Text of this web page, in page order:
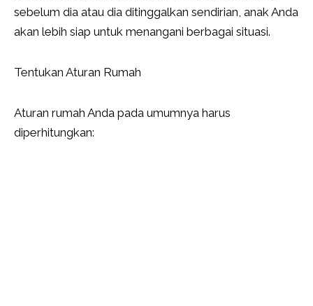
sebelum dia atau dia ditinggalkan sendirian, anak Anda
akan lebih siap untuk menangani berbagai situasi.
Tentukan Aturan Rumah
Aturan rumah Anda pada umumnya harus
diperhitungkan: